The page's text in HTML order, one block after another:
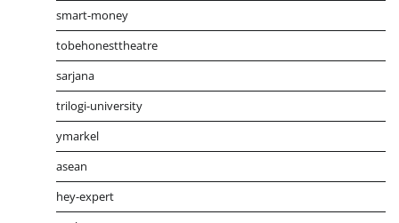
smart-money
tobehonesttheatre
sarjana
trilogi-university
ymarkel
asean
hey-expert